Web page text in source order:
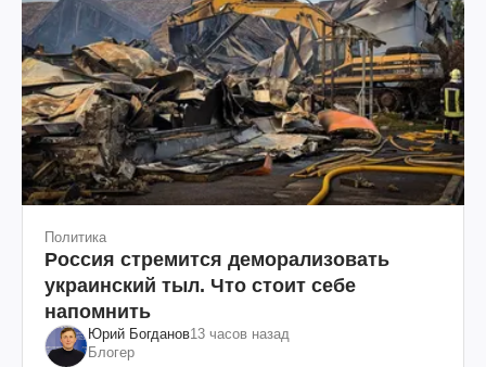
Политика
Россия стремится деморализовать
украинский тыл. Что стоит себе
напомнить
Юрий Богданов13 часов назад
Блогер